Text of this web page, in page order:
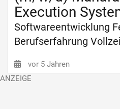
Execution
Softwareentwicklung
Berufserfahrung
vor 5 Jahren